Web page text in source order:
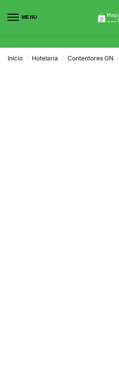
MENU
Início / Hotelaria / Contentores GN /